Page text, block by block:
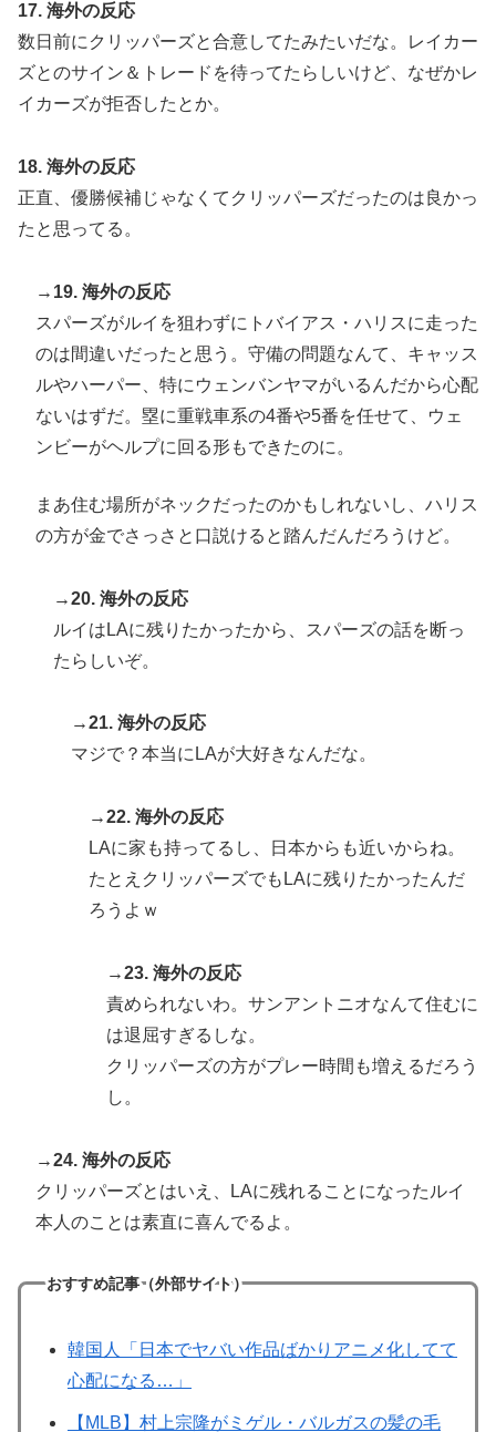
17. 海外の反応
数日前にクリッパーズと合意してたみたいだな。レイカー
ズとのサイン＆トレードを待ってたらしいけど、なぜかレ
イカーズが拒否したとか。
18. 海外の反応
正直、優勝候補じゃなくてクリッパーズだったのは良かっ
たと思ってる。
→19. 海外の反応
スパーズがルイを狙わずにトバイアス・ハリスに走った
のは間違いだったと思う。守備の問題なんて、キャッス
ルやハーパー、特にウェンバンヤマがいるんだから心配
ないはずだ。塁に重戦車系の4番や5番を任せて、ウェ
ンビーがヘルプに回る形もできたのに。
まあ住む場所がネックだったのかもしれないし、ハリス
の方が金でさっさと口説けると踏んだんだろうけど。
→20. 海外の反応
ルイはLAに残りたかったから、スパーズの話を断っ
たらしいぞ。
→21. 海外の反応
マジで？本当にLAが大好きなんだな。
→22. 海外の反応
LAに家も持ってるし、日本からも近いからね。
たとえクリッパーズでもLAに残りたかったんだ
ろうよｗ
→23. 海外の反応
責められないわ。サンアントニオなんて住むに
は退屈すぎるしな。
クリッパーズの方がプレー時間も増えるだろう
し。
→24. 海外の反応
クリッパーズとはいえ、LAに残れることになったルイ
本人のことは素直に喜んでるよ。
おすすめ記事（外部サイト）
韓国人「日本でヤバい作品ばかりアニメ化してて
心配になる…」
【MLB】村上宗隆がミゲル・バルガスの髪の毛